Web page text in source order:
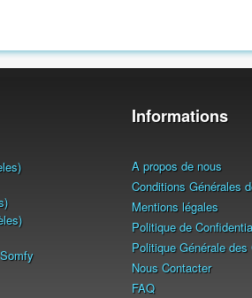
Informations
A propos de nous
Conditions Générales
Mentions légales
Politique de
Politique Générale des
Nous Contacter
FAQ